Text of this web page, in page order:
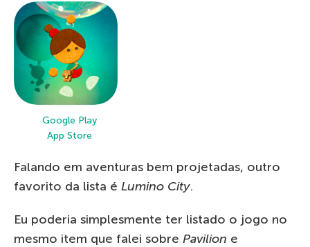
Google Play
App Store
Falando em aventuras bem projetadas, outro
favorito da lista é Lumino City.
Eu poderia simplesmente ter listado o jogo no
mesmo item que falei sobre Pavilion e